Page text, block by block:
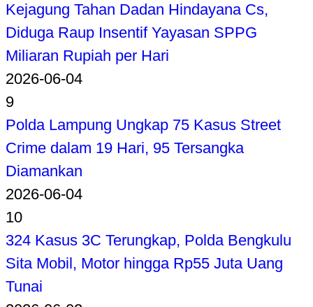
Kejagung Tahan Dadan Hindayana Cs,
Diduga Raup Insentif Yayasan SPPG
Miliaran Rupiah per Hari
2026-06-04
9
Polda Lampung Ungkap 75 Kasus Street
Crime dalam 19 Hari, 95 Tersangka
Diamankan
2026-06-04
10
324 Kasus 3C Terungkap, Polda Bengkulu
Sita Mobil, Motor hingga Rp55 Juta Uang
Tunai